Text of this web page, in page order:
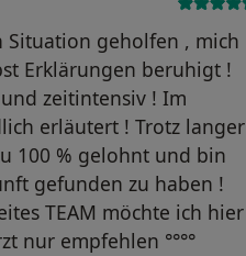
Situation geholfen , mich
Erklärungen beruhigt !
zeitintensiv ! Im
erläutert ! Trotz langer
100 % gelohnt und bin
gefunden zu haben !
TEAM möchte ich hier
nur empfehlen °°°°